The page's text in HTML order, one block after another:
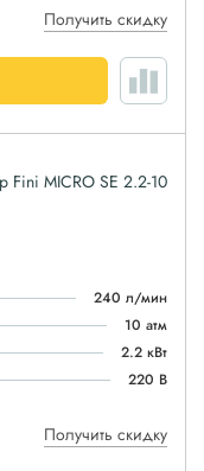
Получить скидку
Fini MICRO SE 2.2-10
240 л/мин
10 атм
2.2 кВт
220 В
Получить скидку